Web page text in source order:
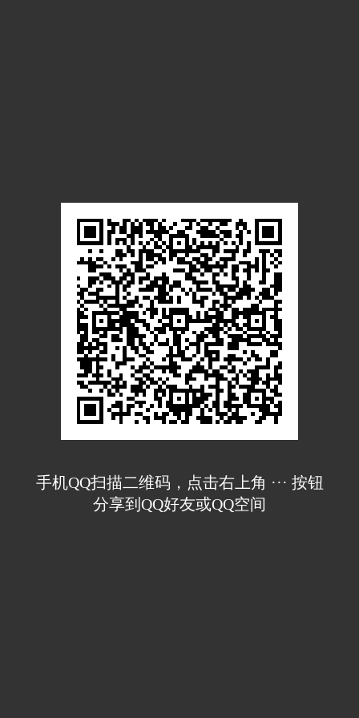
手机QQ扫描二维码，点击右上角 ··· 按钮
分享到QQ好友或QQ空间